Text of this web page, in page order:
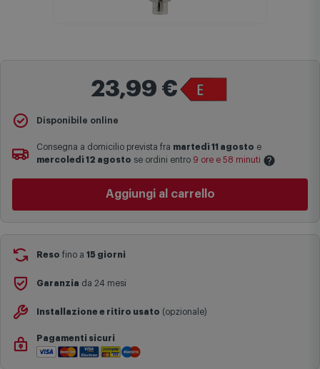
23,99 €
Disponibile online
Consegna a domicilio prevista fra martedì 11 agosto e
mercoledì 12 agosto se ordini entro 9 ore e 58 minuti
Le date previste per la consegna sono una stima approssimativa
complesse come isole e regioni montane, consegna nei periodi
festivi e ricorrenze principali o in circostanze eccezionali).
Si ricorda inoltre che i prodotti acquistati in modalità di
prenotazione verranno spediti a partire dalla data di uscita indicata
Aggiungi al carrello
Reso fino a 15 giorni
Garanzia da 24 mesi
Installazione e ritiro usato (opzionale)
Pagamenti sicuri